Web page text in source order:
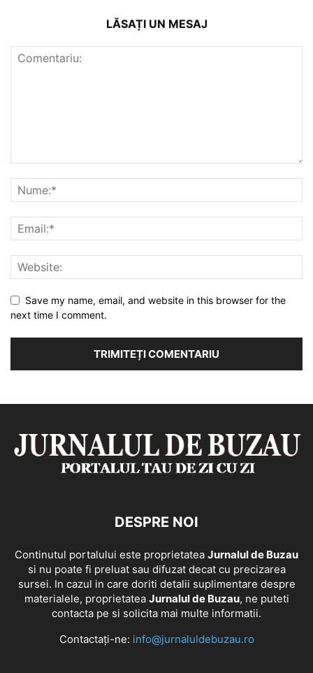
LĂSAȚI UN MESAJ
Save my name, email, and website in this browser for the
next time I comment.
DESPRE NOI
Continutul portalului este proprietatea Jurnalul de Buzau
si nu poate fi preluat sau difuzat decat cu precizarea
sursei. In cazul in care doriti detalii suplimentare despre
materialele, proprietatea Jurnalul de Buzau, ne puteti
contacta pe si solicita mai multe informatii.
Contactați-ne: info@jurnaluldebuzau.ro